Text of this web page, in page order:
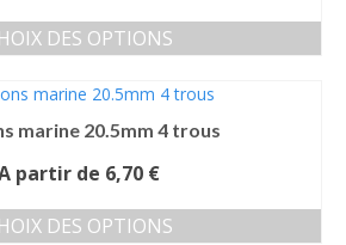
options
peuvent
choisies
la
page
du
produit
DES OPTIONS
produit
plusieurs
Les
options
peuvent
marine 20.5mm 4 trous
partir de 6,70 €
DES OPTIONS